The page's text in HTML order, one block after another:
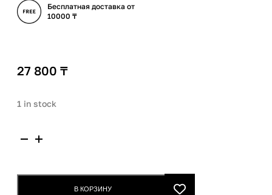
Бесплатная доставка от
10000 ₸
27 800 ₸
1 in stock
Paula
В КОРЗИНУ